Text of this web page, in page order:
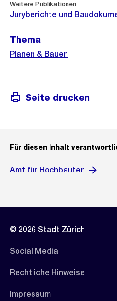
Weitere Publikationen
Juryberichte und
Thema
Planen & Bauen
Seite drucken
Für diesen Inhalt
Amt für Hochbauten
© 2026 Stadt Zürich
Social Media
Rechtliche Hinweise
Impressum